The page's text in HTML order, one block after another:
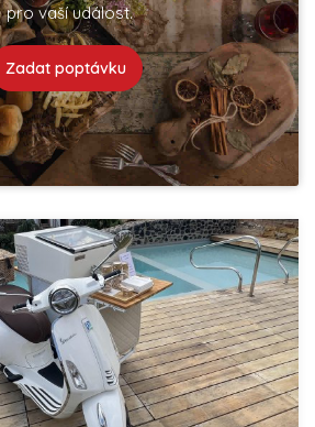
pro vaší událost.
Zadat poptávku